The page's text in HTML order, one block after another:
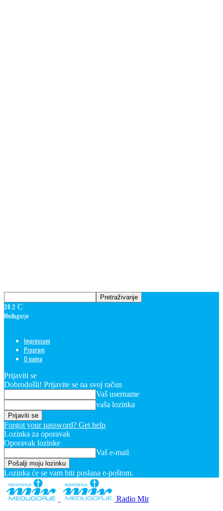
28.2 C
Međugorje
Impressum
Program
O nama
Prijaviti se
Dobrodošli! Prijavite se na svoj račun
Vaš username
vaša lozinka
Forgot your password? Get help
Lozinka za oporavak
Oporavak lozinke
Vaš e-mail
Lozinka će se vam biti poslana e-poštom.
Radio Mir